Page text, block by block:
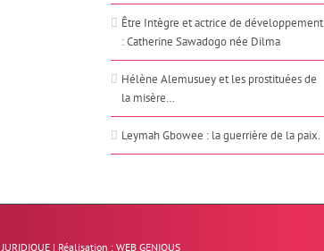
Être Intègre et actrice de développement
: Catherine Sawadogo née Dilma
Hélène Alemusuey et les prostituées de
la misère…
Leymah Gbowee : la guerrière de la paix.
| Réalisation :WEB GENIOUS